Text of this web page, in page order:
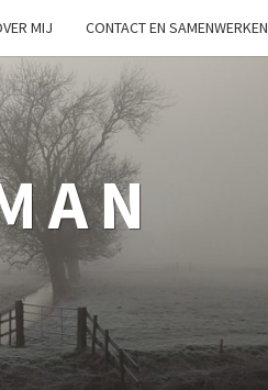
MIJ CONTACT EN SAMENWERKEN